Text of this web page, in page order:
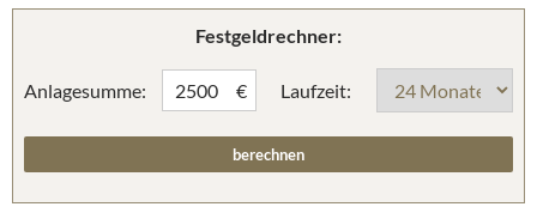
Festgeldrechner:
Anlagesumme: € Laufzeit: